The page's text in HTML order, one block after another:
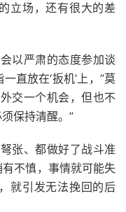
立场，还有很大的差
以严肃的态度参加谈
直放在‘扳机’上，”莫
交一个机会，但也不
保持清醒。”
张、都做好了战斗准
不慎，事情就可能失
就引发无法挽回的后